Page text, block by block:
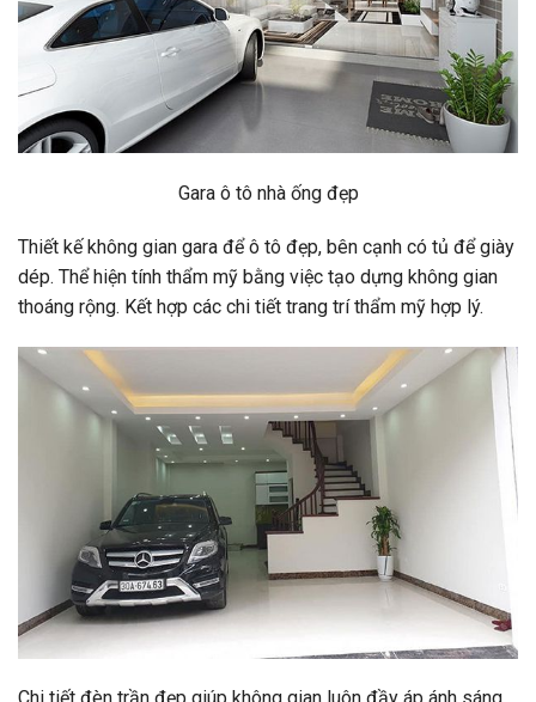
Gara ô tô nhà ống đẹp
Thiết kế không gian gara để ô tô đẹp, bên cạnh có tủ để giày
dép. Thể hiện tính thẩm mỹ bằng việc tạo dựng không gian
thoáng rộng. Kết hợp các chi tiết trang trí thẩm mỹ hợp lý.